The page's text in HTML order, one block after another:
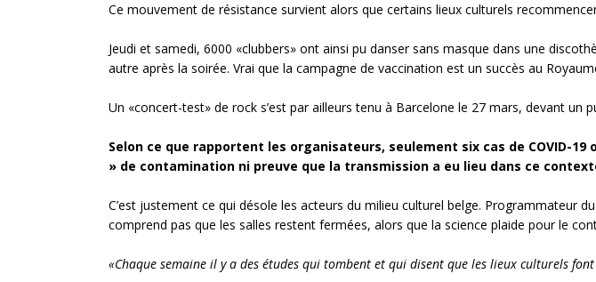
Ce mouvement de résistance survient alors que certains lieux culturels
Jeudi et samedi, 6000 «clubbers» ont ainsi pu danser sans masque dans une
autre après la soirée. Vrai que la campagne de vaccination est un succès au
Un «concert-test» de rock s’est par ailleurs tenu à Barcelone le 27 mars, devant
Selon ce que rapportent les organisateurs, seulement six cas de COVID-
» de contamination ni preuve que la transmission a eu lieu dans ce
C’est justement ce qui désole les acteurs du milieu culturel belge. Programmateur
comprend pas que les salles restent fermées, alors que la science plaide pour le
«Chaque semaine il y a des études qui tombent et qui disent que les lieux culturels